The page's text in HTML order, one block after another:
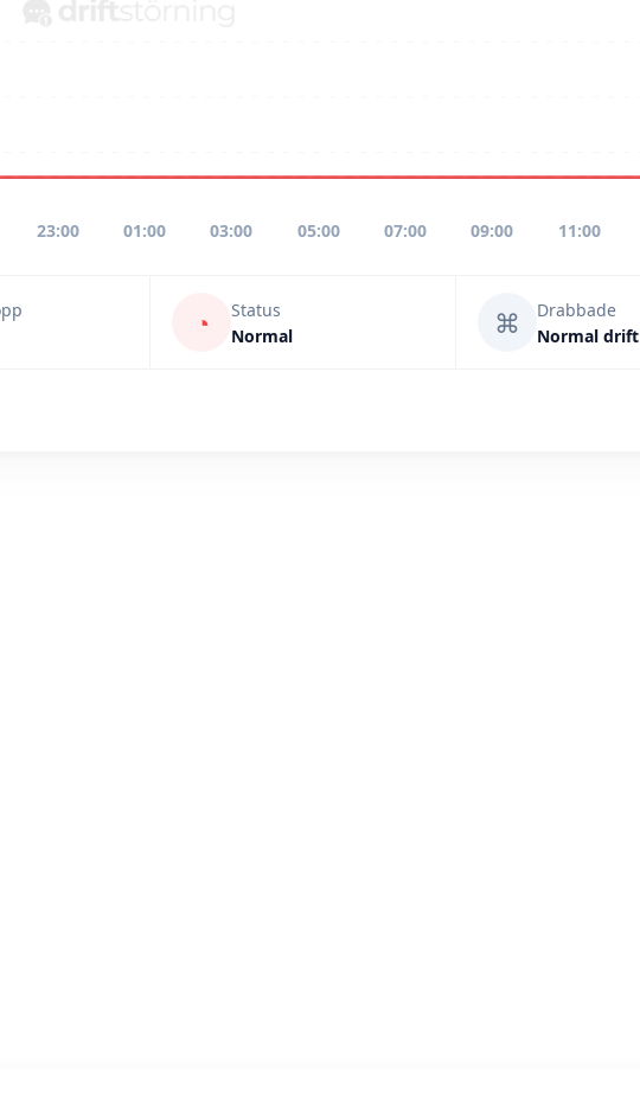
23:00 01:00 03:00 05:00 07:00 09:00 11:00
◔
Status
Normal
⌘
Drabbade
Normal drift